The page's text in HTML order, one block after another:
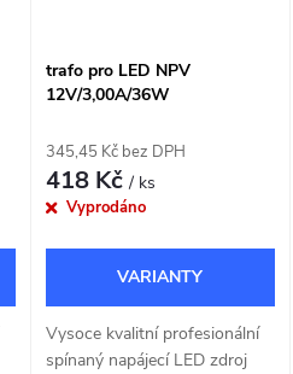
trafo pro LED NPV
12V/3,00A/36W
345,45 Kč bez DPH
418 Kč/ ks
Vyprodáno
Vysoce kvalitní profesionální
spínaný napájecí LED zdroj